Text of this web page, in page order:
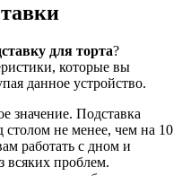
для торта?
которые вы
данное устройство.
значение. Подставка
не менее, чем на 10
работать с дном и
всяких проблем.